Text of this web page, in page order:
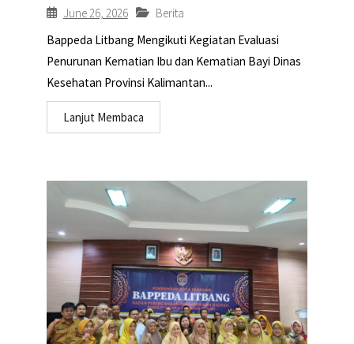
June 26, 2026
Berita
Bappeda Litbang Mengikuti Kegiatan Evaluasi
Penurunan Kematian Ibu dan Kematian Bayi Dinas
Kesehatan Provinsi Kalimantan...
Lanjut Membaca